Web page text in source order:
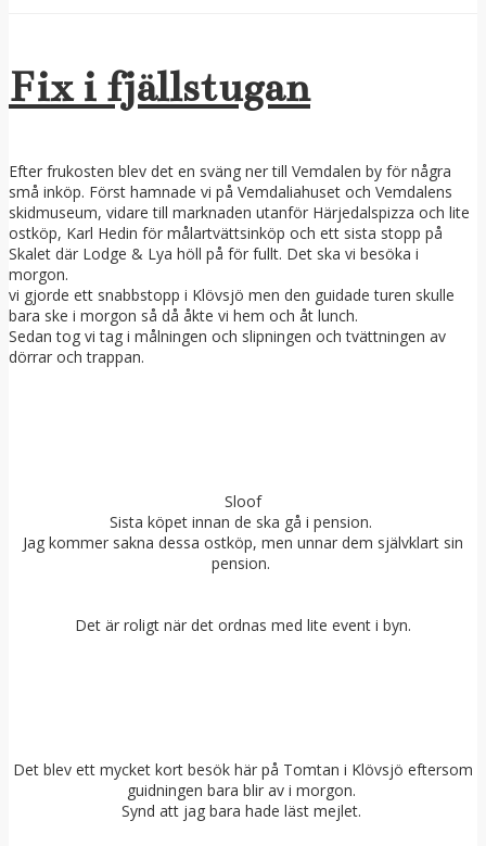
Fix i fjällstugan
Efter frukosten blev det en sväng ner till Vemdalen by för några
små inköp. Först hamnade vi på Vemdaliahuset och Vemdalens
skidmuseum, vidare till marknaden utanför Härjedalspizza och lite
ostköp, Karl Hedin för målartvättsinköp och ett sista stopp på
Skalet där Lodge & Lya höll på för fullt. Det ska vi besöka i
morgon.
vi gjorde ett snabbstopp i Klövsjö men den guidade turen skulle
bara ske i morgon så då åkte vi hem och åt lunch.
Sedan tog vi tag i målningen och slipningen och tvättningen av
dörrar och trappan.
Sloof
Sista köpet innan de ska gå i pension.
Jag kommer sakna dessa ostköp, men unnar dem självklart sin
pension.
Det är roligt när det ordnas med lite event i byn.
Det blev ett mycket kort besök här på Tomtan i Klövsjö eftersom
guidningen bara blir av i morgon.
Synd att jag bara hade läst mejlet.